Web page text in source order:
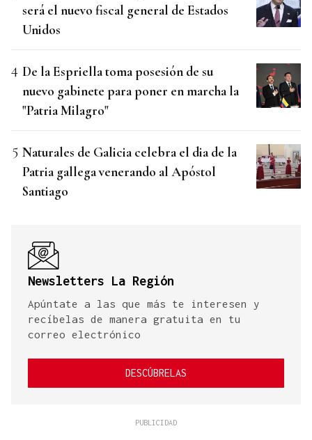
será el nuevo fiscal general de Estados
Unidos
De la Espriella toma posesión de su
nuevo gabinete para poner en marcha la
"Patria Milagro"
Naturales de Galicia celebra el dia de la
Patria gallega venerando al Apóstol
Santiago
Newsletters La Región
Apúntate a las que más te interesen y
recíbelas de manera gratuita en tu
correo electrónico
DESCÚBRELAS